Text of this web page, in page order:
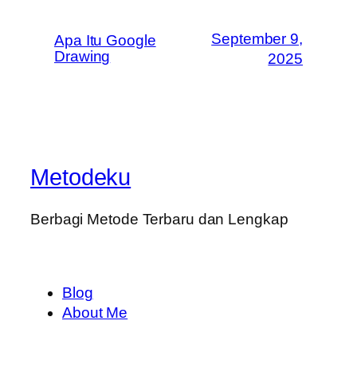
Apa Itu Google
Drawing
September 9,
2025
Metodeku
Berbagi Metode Terbaru dan Lengkap
Blog
About Me